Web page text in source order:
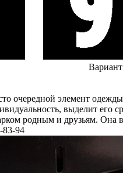
очередной элемент
выделит его
родным и друзьям.
83-94